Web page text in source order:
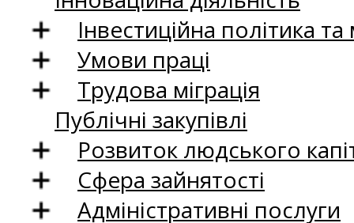
Інвестиційна політика
Умови праці
Трудова міграція
Публічні закупівлі
Розвиток людського
Сфера зайнятості
Адміністративні послуги